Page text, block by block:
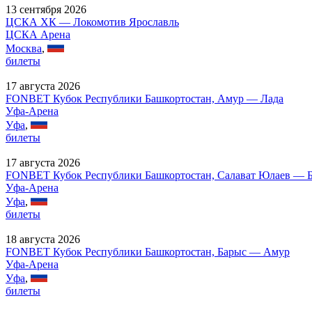
13 сентября 2026
ЦСКА ХК — Локомотив Ярославль
ЦСКА Арена
Москва,
билеты
17 августа 2026
FONBET Кубок Республики Башкортостан, Амур — Лада
Уфа-Арена
Уфа,
билеты
17 августа 2026
FONBET Кубок Республики Башкортостан, Салават Юлаев —
Уфа-Арена
Уфа,
билеты
18 августа 2026
FONBET Кубок Республики Башкортостан, Барыс — Амур
Уфа-Арена
Уфа,
билеты